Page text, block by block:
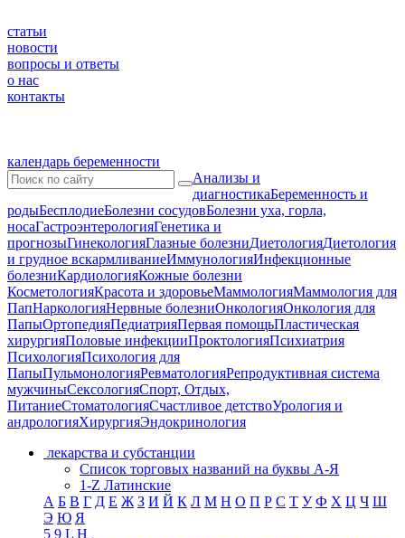
статьи
новости
вопросы и ответы
о нас
контакты
календарь беременности
Анализы и
диагностикаБеременность и
родыБесплодиеБолезни сосудовБолезни уха, горла,
носаГастроэнтерологияГенетика и
прогнозыГинекологияГлазные болезниДиетологияДиетология
и грудное вскармливаниеИммунологияИнфекционные
болезниКардиологияКожные болезни
КосметологияКрасота и здоровьеМаммологияМаммология для
ПапНаркологияНервные болезниОнкологияОнкология для
ПапыОртопедияПедиатрияПервая помощьПластическая
хирургияПоловые инфекцииПроктологияПсихиатрия
ПсихологияПсихология для
ПапыПульмонологияРевматологияРепродуктивная система
мужчиныСексологияСпорт, Отдых,
ПитаниеСтоматологияСчастливое детствоУрология и
андрологияХирургияЭндокринология
лекарства и субстанции
Список торговых названий на буквы А-Я
1-Z Латинские
А Б В Г Д Е Ж З И Й К Л М Н О П Р С Т У Ф Х Ц Ч Ш
Э Ю Я
5 9 L H